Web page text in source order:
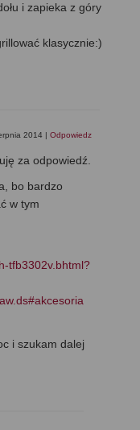
i zapieka z góry
klasycznie:)
2014 | Odpowiedz
za odpowiedź.
bo bardzo
w tym
tfb3302v.bhtml?
i szukam dalej